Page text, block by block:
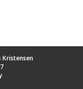
Kristensen